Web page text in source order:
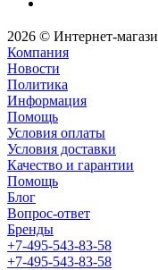
2026 © Интернет-
Компания
Новости
Политика
Информация
Помощь
Условия оплаты
Условия доставки
Качество и гарантии
Помощь
Блог
Вопрос-ответ
Бренды
+7-495-543-83-58
+7-495-543-83-58